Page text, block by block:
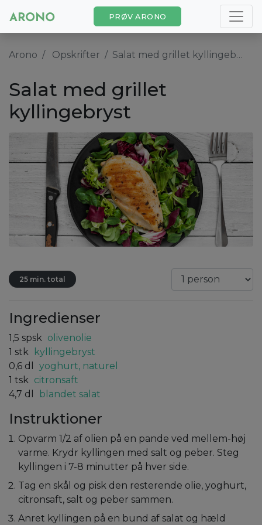
PRØV ARONO
Arono Opskrifter Salat med grillet kyllingebryst
Salat med grillet
kyllingebryst
25 min. total
Ingredienser
1,5 spsk olivenolie
1 stk
kyllingebryst
0,6 dl
yoghurt, naturel
1 tsk citronsaft
4,7 dl blandet salat
Instruktioner
Opvarm 1/2 af olien på en pande ved mellem-høj
varme. Krydr kyllingen med salt og peber. Steg
kyllingen i 7-8 minutter på hver side.
Tag en skål og pisk den resterende olie, yoghurt,
citronsaft, salt og peber sammen.
Anret kyllingen på en bund af salat og hæld